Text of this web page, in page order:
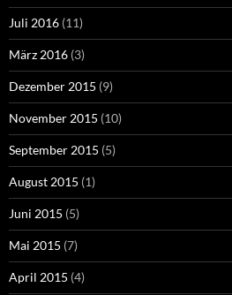
Juli 2016 (11)
März 2016 (3)
Dezember 2015 (9)
November 2015 (10)
September 2015 (5)
August 2015 (1)
Juni 2015 (5)
Mai 2015 (7)
April 2015 (4)